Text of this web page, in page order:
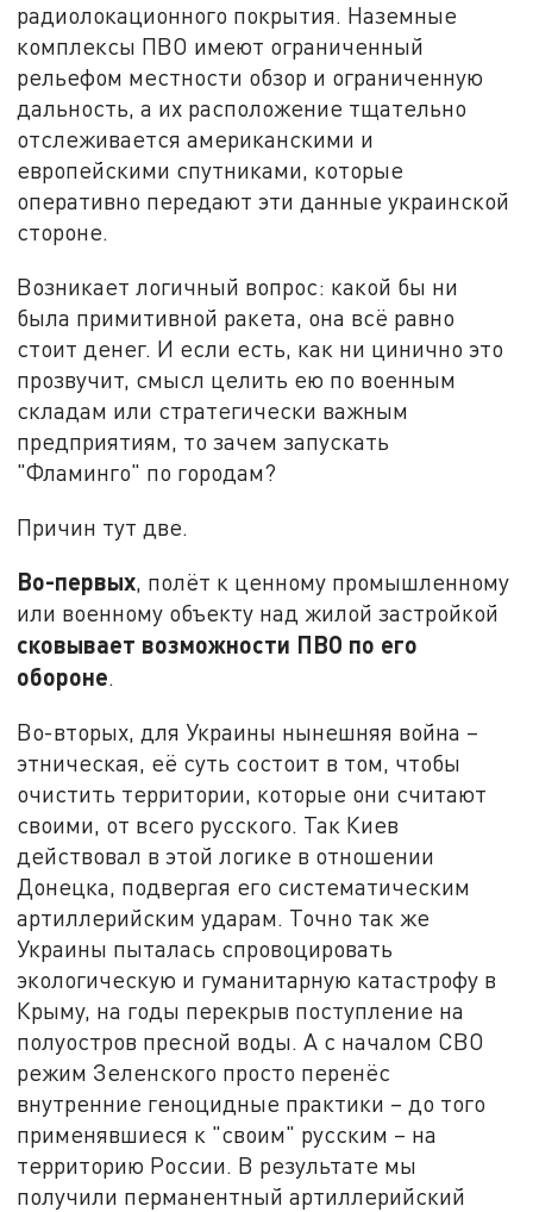
радиолокационного покрытия. Наземные
комплексы ПВО имеют ограниченный
рельефом местности обзор и ограниченную
дальность, а их расположение тщательно
отслеживается американскими и
европейскими спутниками, которые
оперативно передают эти данные украинской
стороне.
Возникает логичный вопрос: какой бы ни
была примитивной ракета, она всё равно
стоит денег. И если есть, как ни цинично это
прозвучит, смысл целить ею по военным
складам или стратегически важным
предприятиям, то зачем запускать
"Фламинго" по городам?
Причин тут две.
Во-первых, полёт к ценному промышленному
или военному объекту над жилой застройкой
сковывает возможности ПВО по его
обороне.
Во-вторых, для Украины нынешняя война –
этническая, её суть состоит в том, чтобы
очистить территории, которые они считают
своими, от всего русского. Так Киев
действовал в этой логике в отношении
Донецка, подвергая его систематическим
артиллерийским ударам. Точно так же
Украины пыталась спровоцировать
экологическую и гуманитарную катастрофу в
Крыму, на годы перекрыв поступление на
полуостров пресной воды. А с началом СВО
режим Зеленского просто перенёс
внутренние геноцидные практики – до того
применявшиеся к "своим" русским – на
территорию России. В результате мы
получили перманентный артиллерийский